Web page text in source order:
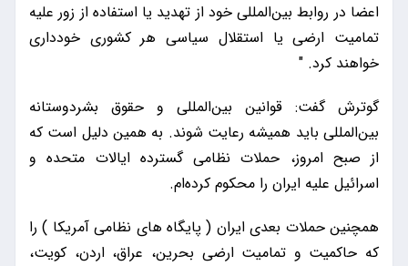
اعضا در روابط بین‌المللی خود از تهدید یا استفاده از زور علیه
تمامیت ارضی یا استقلال سیاسی هر کشوری خودداری
خواهند کرد. "
گوترش گفت: قوانین بین‌المللی و حقوق بشردوستانه
بین‌المللی باید همیشه رعایت شوند. به همین دلیل است که
از صبح امروز، حملات نظامی گسترده ایالات متحده و
اسرائیل علیه ایران را محکوم کرده‌ام.
همچنین حملات بعدی ایران ( پایگاه های نظامی آمریکا ) را
که حاکمیت و تمامیت ارضی بحرین، عراق، اردن، کویت،